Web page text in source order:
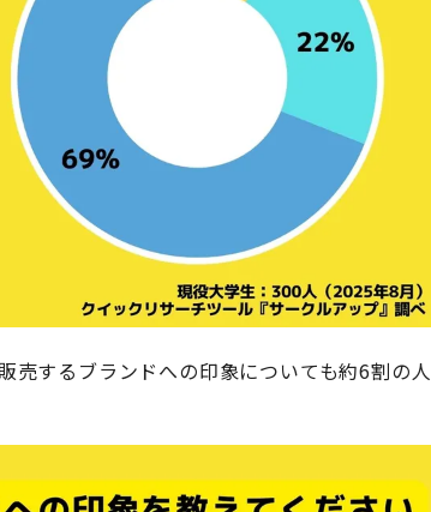
売するブランドへの印象についても約6割の人